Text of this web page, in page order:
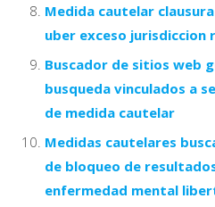
Medida cautelar
uber exceso jurisdiccion
Buscador de sitios web
busqueda vinculados a
de medida cautelar
Medidas cautelares
de bloqueo de
enfermedad mental